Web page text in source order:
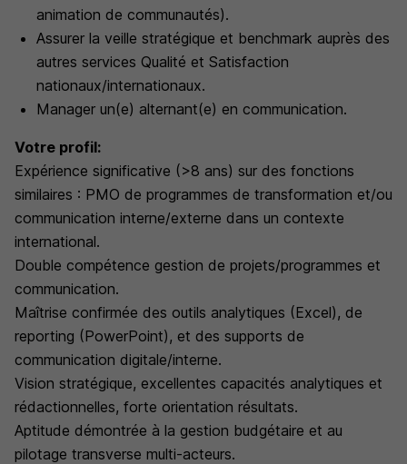
animation de communautés).
Assurer la veille stratégique et benchmark auprès des
autres services Qualité et Satisfaction
nationaux/internationaux.
Manager un(e) alternant(e) en communication.
Votre profil:
Expérience significative (>8 ans) sur des fonctions
similaires : PMO de programmes de transformation et/ou
communication interne/externe dans un contexte
international.
Double compétence gestion de projets/programmes et
communication.
Maîtrise confirmée des outils analytiques (Excel), de
reporting (PowerPoint), et des supports de
communication digitale/interne.
Vision stratégique, excellentes capacités analytiques et
rédactionnelles, forte orientation résultats.
Aptitude démontrée à la gestion budgétaire et au
pilotage transverse multi-acteurs.